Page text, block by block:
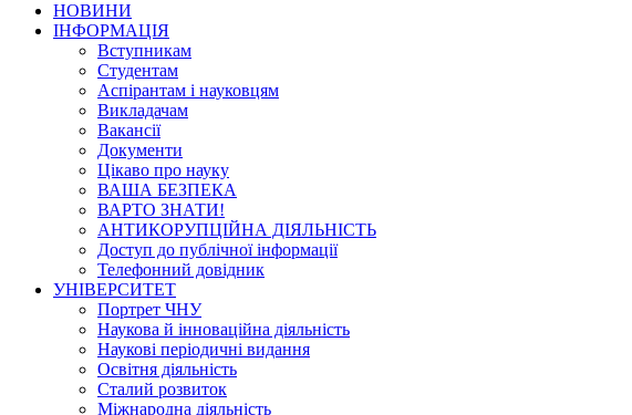
НОВИНИ
ІНФОРМАЦІЯ
Вступникам
Студентам
Аспірантам і науковцям
Викладачам
Вакансії
Документи
Цікаво про науку
ВАША БЕЗПЕКА
ВАРТО ЗНАТИ!
АНТИКОРУПЦІЙНА ДІЯЛЬНІСТЬ
Доступ до публічної інформації
Телефонний довідник
УНІВЕРСИТЕТ
Портрет ЧНУ
Наукова й інноваційна діяльність
Наукові періодичні видання
Освітня діяльність
Сталий розвиток
Міжнародна діяльність